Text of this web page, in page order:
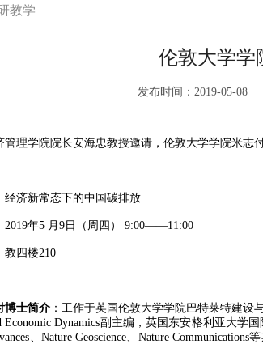
教学
伦敦大学学
发布时间：2019-05-08
学院院长安海忠教授邀请，伦敦大学学院米志付
经济新常态下的中国碳排放
2019年5 月 9 日（周四） 9:00——11:00
教四楼210
博士简介 ：工作于英国伦敦大学学院巴特莱特建设
Economic Dynamics副主编，英国东安格利亚大学
、 Nature Geoscience、 Nature Communications等